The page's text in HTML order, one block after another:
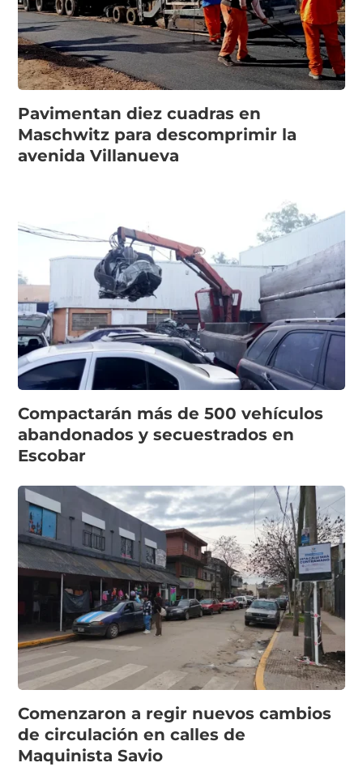
Pavimentan diez cuadras en
Maschwitz para descomprimir la
avenida Villanueva
Compactarán más de 500 vehículos
abandonados y secuestrados en
Escobar
Comenzaron a regir nuevos cambios
de circulación en calles de
Maquinista Savio